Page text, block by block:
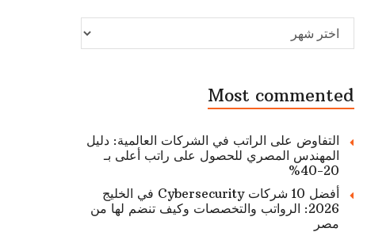
Archive
Most commented
التفاوض على الراتب في الشركات العالمية: دليل
المهندس المصري للحصول على راتب أعلى بـ
20-40%
أفضل 10 شركات Cybersecurity في الخليج
2026: الرواتب والتخصصات وكيف تنضم لها من
مصر